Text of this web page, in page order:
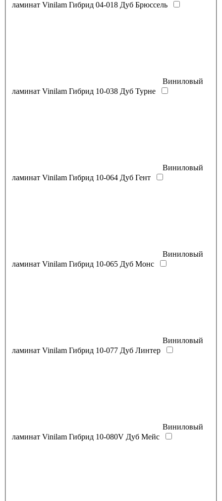
ламинат Vinilam Гибрид 04-018 Дуб Брюссель
Виниловый
ламинат Vinilam Гибрид 10-038 Дуб Турне
Виниловый
ламинат Vinilam Гибрид 10-064 Дуб Гент
Виниловый
ламинат Vinilam Гибрид 10-065 Дуб Монс
Виниловый
ламинат Vinilam Гибрид 10-077 Дуб Линтер
Виниловый
ламинат Vinilam Гибрид 10-080V Дуб Мейс